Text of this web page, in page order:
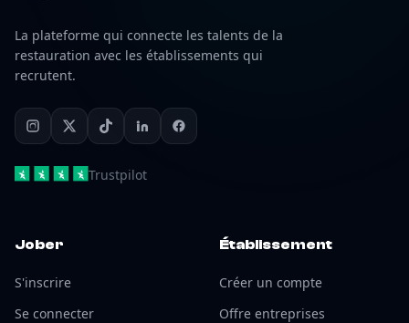
La plateforme qui connecte les talents de la
restauration avec les établissements qui
recrutent.
Trustpilot
Jober
S'inscrire
Se connecter
Établissement
Créer un compte
Offre entreprises